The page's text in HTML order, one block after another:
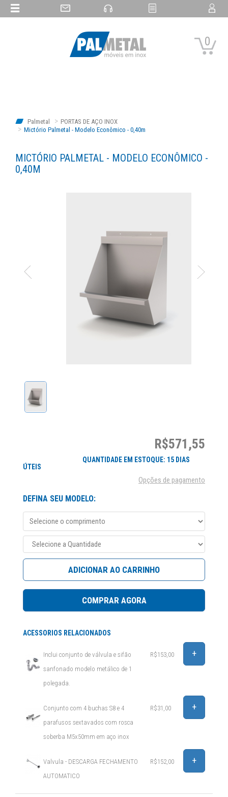
0
Palmetal
PORTAS DE AÇO INOX
Mictório Palmetal - Modelo Econômico - 0,40m
MICTÓRIO PALMETAL - MODELO ECONÔMICO -
0,40M
R$571,55
QUANTIDADE EM ESTOQUE: 15 DIAS
ÚTEIS
Opções de pagamento
DEFINA SEU MODELO:
ADICIONAR AO CARRINHO
COMPRAR AGORA
ACESSORIOS RELACIONADOS
Inclui conjunto de válvula e sifão
sanfonado modelo metálico de 1
polegada.
R$153,00 +
Conjunto com 4 buchas S8 e 4
parafusos sextavados com rosca
soberba M5x50mm em aço inox
R$31,00 +
Valvula - DESCARGA FECHAMENTO
AUTOMATICO
R$152,00 +